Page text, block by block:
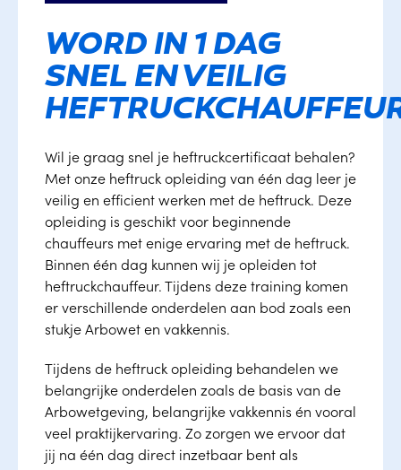
WORD IN 1 DAG
SNEL EN VEILIG
Wil je graag snel je heftruckcertificaat behalen?
Met onze heftruck opleiding van één dag leer je
veilig en efficient werken met de heftruck. Deze
opleiding is geschikt voor beginnende
chauffeurs met enige ervaring met de heftruck.
Binnen één dag kunnen wij je opleiden tot
heftruckchauffeur. Tijdens deze training komen
er verschillende onderdelen aan bod zoals een
stukje Arbowet en vakkennis.
Tijdens de heftruck opleiding behandelen we
belangrijke onderdelen zoals de basis van de
Arbowetgeving, belangrijke vakkennis én vooral
veel praktijkervaring. Zo zorgen we ervoor dat
jij na één dag direct inzetbaar bent als